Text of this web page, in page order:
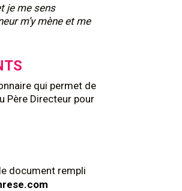
je me sens
m’y mène et me
qui permet de
Père Directeur pour
document rempli